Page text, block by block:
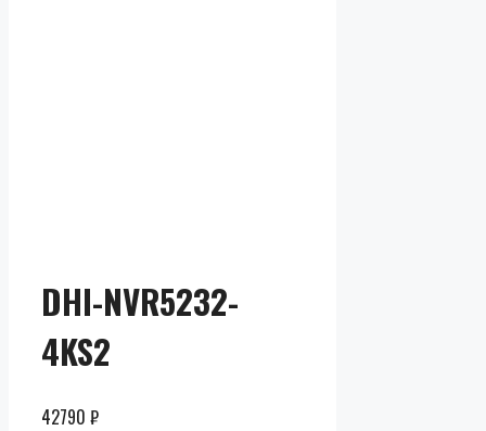
DHI-NVR5232-
4KS2
42790 ₽